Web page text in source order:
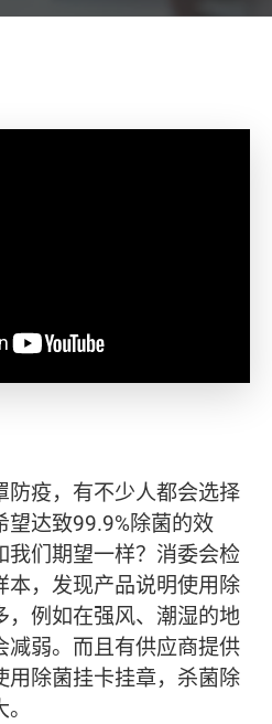
防疫，有不少人都会选择
达致99.9%除菌的效
我们期望一样？消委会检
本，发现产品说明使用除
，例如在强风、潮湿的地
减弱。而且有供应商提供
用除菌挂卡挂章，杀菌除